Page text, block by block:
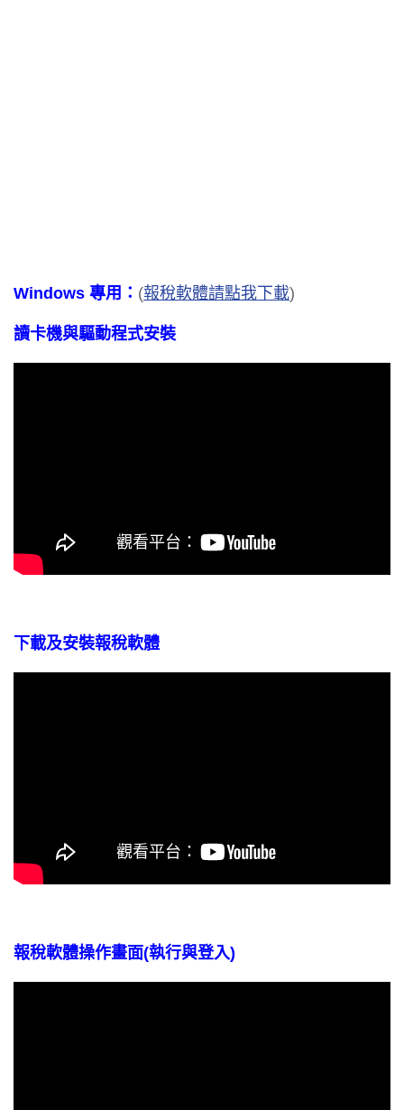
Windows 專用： (報稅軟體請點我下載)
讀卡機與驅動程式安裝
下載及安裝報稅軟體
報稅軟體操作畫面(執行與登入)